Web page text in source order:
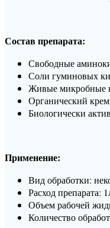
Состав препарата:
Свободные
Соли гуминовых
Живые микробные
Органический
Биологически
Применение:
Вид обработки:
Расход препарата:
Объем рабочей
Количество